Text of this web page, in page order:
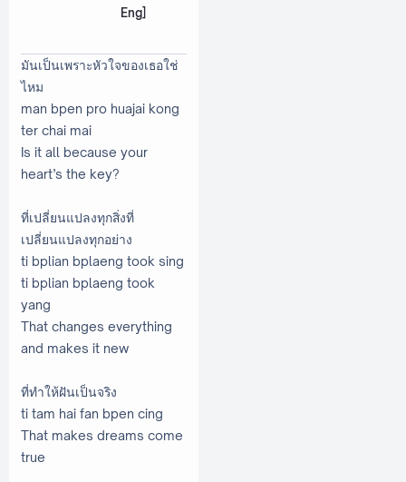
Eng]
มันเป็นเพราะหัวใจของเธอใช่
ไหม
man bpen pro huajai kong
ter chai mai
Is it all because your
heart’s the key?
ที่เปลี่ยนแปลงทุกสิ่งที่
เปลี่ยนแปลงทุกอย่าง
ti bplian bplaeng took sing
ti bplian bplaeng took
yang
That changes everything
and makes it new
ที่ทำให้ฝันเป็นจริง
ti tam hai fan bpen cing
That makes dreams come
true